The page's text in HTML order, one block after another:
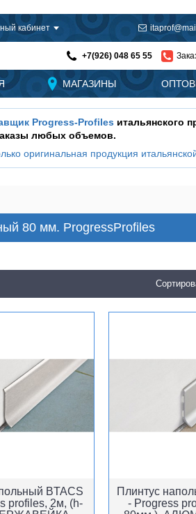
кабинет
+7(926) 048 65 55
МАГАЗИНЫ
Progress-Profiles итальянского
любых объемов.
оригинальная продукция
80 мм. ProgressProfiles
BTACS
profiles, 2м, (h-
Плинтус
- Progress